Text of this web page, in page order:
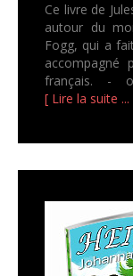
Ce livre de
autour du
Fogg, qui a
accompagné
français. -
[ Lire la suite ...